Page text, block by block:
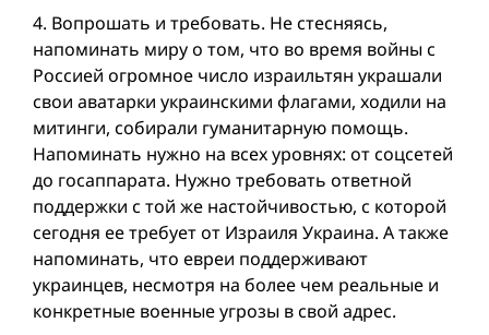
4. Вопрошать и требовать. Не стесняясь,
напоминать миру о том, что во время вой­ны с
Россией огромное число израильтян украшали
свои аватарки украинскими флагами, ходили на
митинги, собирали гуманитарную помощь.
Напоминать нужно на всех уровнях: от соцсетей
до госаппарата. Нужно требовать ответной
поддержки с той же настойчивостью, с которой
сегодня ее требует от Израиля Украина. А также
напоминать, что евреи поддерживают
украинцев, несмотря на более чем реальные и
конкретные военные угрозы в свой адрес.